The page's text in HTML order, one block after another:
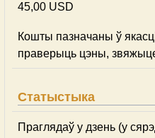
45,00 USD
Кошты пазначаны ў
праверыць цэны,
Статыстыка
Праглядаў у дзень (у